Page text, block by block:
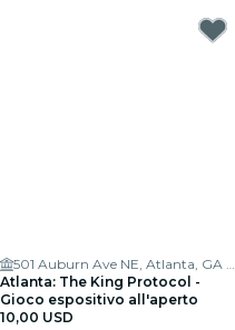
501 Auburn Ave NE, Atlanta, GA 30312, USA
Atlanta: The King Protocol -
Gioco espositivo all'aperto
10,00 USD